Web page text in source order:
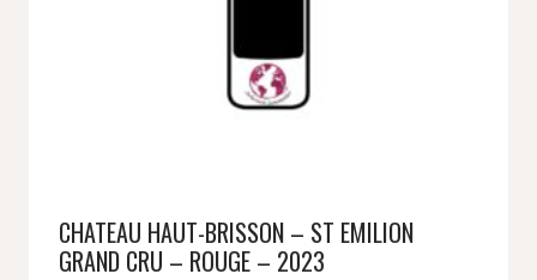
CHATEAU HAUT-BRISSON – ST EMILION
GRAND CRU – ROUGE – 2023